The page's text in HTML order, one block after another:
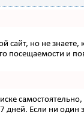
сайт, но не
посещаемости и
дней. Если ни один